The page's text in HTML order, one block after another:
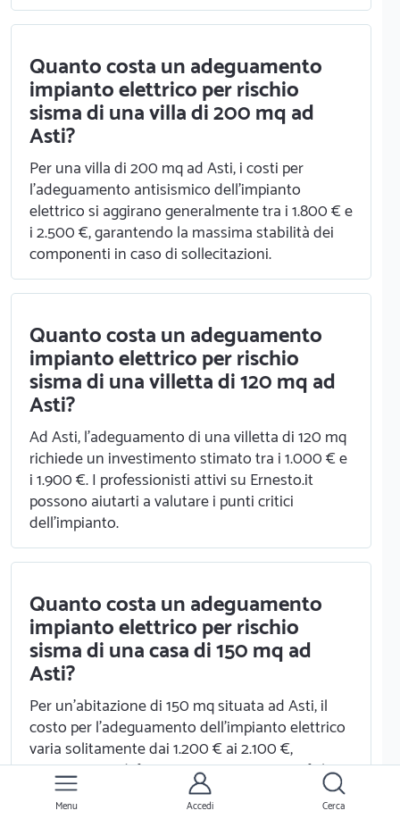
Quanto costa un adeguamento
impianto elettrico per rischio
sisma di una villa di 200 mq ad
Asti?
Per una villa di 200 mq ad Asti, i costi per
l'adeguamento antisismico dell'impianto
elettrico si aggirano generalmente tra i 1.800 € e
i 2.500 €, garantendo la massima stabilità dei
componenti in caso di sollecitazioni.
Quanto costa un adeguamento
impianto elettrico per rischio
sisma di una villetta di 120 mq ad
Asti?
Ad Asti, l'adeguamento di una villetta di 120 mq
richiede un investimento stimato tra i 1.000 € e
i 1.900 €. I professionisti attivi su Ernesto.it
possono aiutarti a valutare i punti critici
dell'impianto.
Quanto costa un adeguamento
impianto elettrico per rischio
sisma di una casa di 150 mq ad
Asti?
Per un'abitazione di 150 mq situata ad Asti, il
costo per l'adeguamento dell'impianto elettrico
varia solitamente dai 1.200 € ai 2.100 €,
comprensivo di fissaggi e protezioni specifiche.
Menu Accedi Cerca